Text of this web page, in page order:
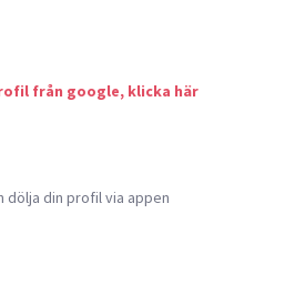
från google, klicka här
dölja din profil via appen